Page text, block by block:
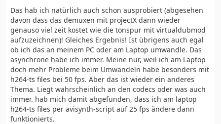
Das hab ich natürlich auch schon ausprobiert (abgesehen
davon dass das demuxen mit projectX dann wieder
genauso viel zeit kostet wie die tonspur mit virtualdubmod
aufzuzeichnen)! Gleiches Ergebnis! Ist übrigens auch egal
ob ich das an meinem PC oder am Laptop umwandle. Das
asynchrone habe ich immer. Meine nur, weil ich am Laptop
doch mehr Probleme beim Umwandeln habe besonders mit
h264-ts files bei 50 fps. Aber das ist wieder ein anderes
Thema. Liegt wahrscheinlich an den codecs oder was auch
immer. hab mich damit abgefunden, dass ich am laptop
h264-ts files per avisynth-script auf 25 fps ändere dann
funktionierts.